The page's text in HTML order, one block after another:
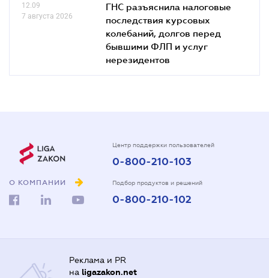
12.09
7 августа 2026
ГНС разъяснила налоговые
последствия курсовых
колебаний, долгов перед
бывшими ФЛП и услуг
нерезидентов
О КОМПАНИИ
Центр поддержки пользователей
0-800-210-103
Подбор продуктов и решений
0-800-210-102
Реклама и PR
на ligazakon.net